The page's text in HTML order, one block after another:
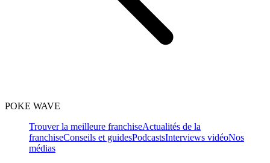
POKE WAVE
Trouver la meilleure franchiseActualités de la
franchiseConseils et guidesPodcastsInterviews vidéoNos
médias